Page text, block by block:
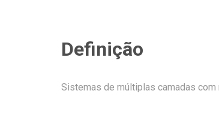
Definição
Sistemas de múltiplas camadas